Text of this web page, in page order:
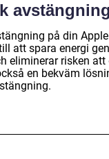
på din
att spara energi
eliminerar risken att
en bekväm